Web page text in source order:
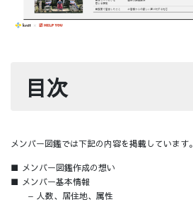
目次
メンバー図鑑では下記の内容を掲載しています。
■ メンバー図鑑作成の想い
■ メンバー基本情報
− 人数、居住地、属性